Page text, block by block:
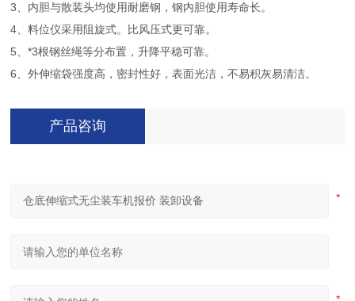
3、内胆与散装头均使用耐磨钢，钢内胆使用寿命长。
4、料位仪采用阻旋式。比风压式更可靠。
5、*3根钢丝绳等分布置，升降平稳可靠。
6、外伸缩袋强度高，密封性好，表面光洁，不易积灰易清洁。
产品咨询